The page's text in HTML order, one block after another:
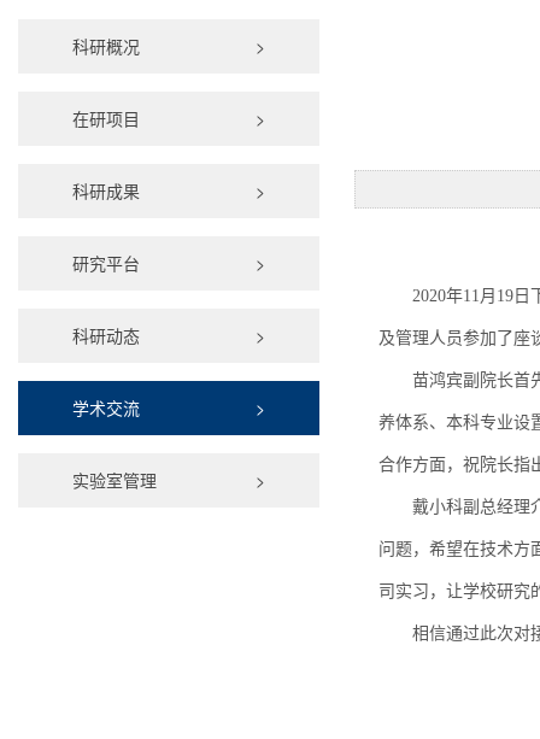
科研概况 >
在研项目 >
科研成果 >
研究平台 >
科研动态 >
学术交流 >
实验室管理 >
2020年11月19
及管理人员参加了座
苗鸿宾副院长首
养体系、本科专业设
合作方面，祝院长指
戴小科副总经理
问题，希望在技术方
司实习，让学校研究
相信通过此次对